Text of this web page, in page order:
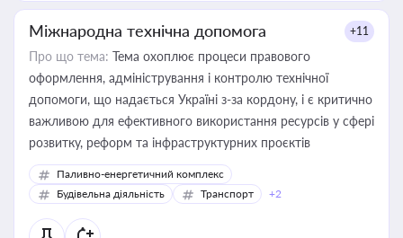
Міжнародна технічна допомога +11
Про що тема: Тема охоплює процеси правового
оформлення, адміністрування і контролю технічної
допомоги, що надається Україні з-за кордону, і є критично
важливою для ефективного використання ресурсів у сфері
розвитку, реформ та інфраструктурних проєктів
Паливно-енергетичний комплекс
Будівельна діяльність
Транспорт +2